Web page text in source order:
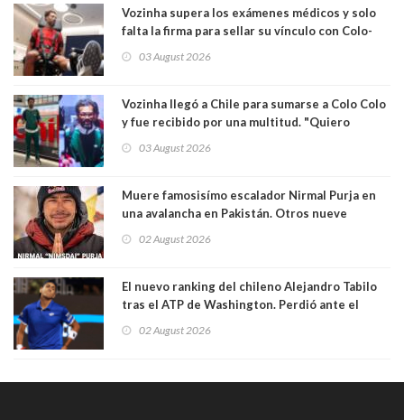
Vozinha supera los exámenes médicos y solo
falta la firma para sellar su vínculo con Colo-
03 August 2026
Vozinha llegó a Chile para sumarse a Colo Colo
y fue recibido por una multitud. "Quiero
hinchas"
03 August 2026
Muere famosisímo escalador Nirmal Purja en
una avalancha en Pakistán. Otros nueve
02 August 2026
El nuevo ranking del chileno Alejandro Tabilo
tras el ATP de Washington. Perdió ante el
02 August 2026